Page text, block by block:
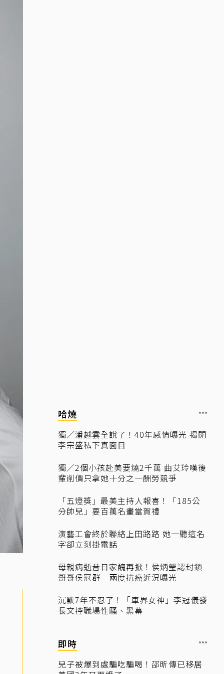
哈燒
獨／潘越雲全說了！40年感情曝光 揭開
李宗盛私下真面目
獨／2個小孩赴美要燒2千萬 曲艾玲嘆後
輩削價只拿她十分之一酬勞競爭
「五燈獎」最美主持人報喜！「185公
分帥兒」要百萬名畫當賀禮
演藝工會終於聯絡上田路路 她一聽這名
字卻立刻掛電話
母親病逝昔日家醜再掀！侯炳瑩認封鎖
哥哥侯冠群 兩度抗癌近況曝光
沉默7年不忍了！「車界女神」李冠儀發
長文控職場性騷、黑幕
即時
兒子被爆到處騙吃騙喝！邵昕傳已移居